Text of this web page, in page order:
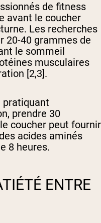
de fitness
avant le coucher
Les recherches
20-40 grammes de
le sommeil
musculaires
[2,3].
pratiquant
prendre 30
coucher peut fournir
acides aminés
8 heures.
ENTRE